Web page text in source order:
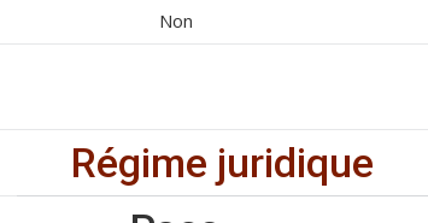
Non
Régime juridique